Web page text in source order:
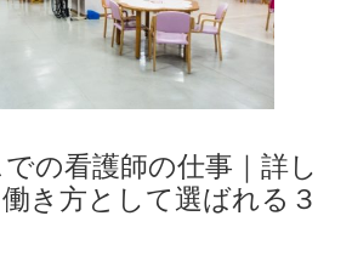
の看護師の仕事｜詳し
き方として選ばれる３